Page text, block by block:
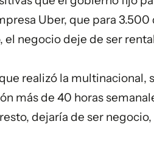
Uber, que para
el negocio deje de ser
realizó la multinacional,
más de 40 horas
dejaría de ser